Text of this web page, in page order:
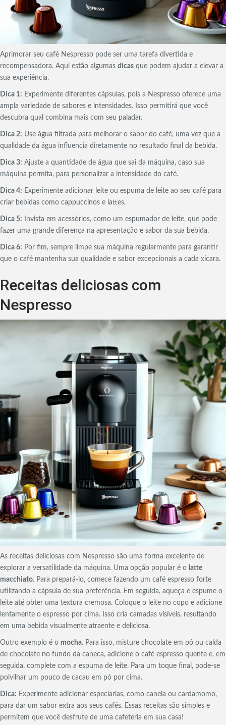
Aprimorar seu café Nespresso pode ser uma tarefa divertida e
recompensadora. Aqui estão algumas dicas que podem ajudar a elevar a
sua experiência.
Dica 1: Experimente diferentes cápsulas, pois a Nespresso oferece uma
ampla variedade de sabores e intensidades. Isso permitirá que você
descubra qual combina mais com seu paladar.
Dica 2: Use água filtrada para melhorar o sabor do café, uma vez que a
qualidade da água influencia diretamente no resultado final da bebida.
Dica 3: Ajuste a quantidade de água que sai da máquina, caso sua
máquina permita, para personalizar a intensidade do café.
Dica 4: Experimente adicionar leite ou espuma de leite ao seu café para
criar bebidas como cappuccinos e lattes.
Dica 5: Invista em acessórios, como um espumador de leite, que pode
fazer uma grande diferença na apresentação e sabor da sua bebida.
Dica 6: Por fim, sempre limpe sua máquina regularmente para garantir
que o café mantenha sua qualidade e sabor excepcionais a cada xícara.
Receitas deliciosas com
Nespresso
As receitas deliciosas com Nespresso são uma forma excelente de
explorar a versatilidade da máquina. Uma opção popular é o latte
macchiato. Para prepará-lo, comece fazendo um café espresso forte
utilizando a cápsula de sua preferência. Em seguida, aqueça e espume o
leite até obter uma textura cremosa. Coloque o leite no copo e adicione
lentamente o espresso por cima. Isso cria camadas visíveis, resultando
em uma bebida visualmente atraente e deliciosa.
Outro exemplo é o mocha. Para isso, misture chocolate em pó ou calda
de chocolate no fundo da caneca, adicione o café espresso quente e, em
seguida, complete com a espuma de leite. Para um toque final, pode-se
polvilhar um pouco de cacau em pó por cima.
Dica: Experimente adicionar especiarias, como canela ou cardamomo,
para dar um sabor extra aos seus cafés. Essas receitas são simples e
permitem que você desfrute de uma cafeteria em sua casa!